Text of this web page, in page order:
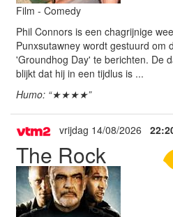
Film - Comedy
Phil Connors is een chagrijnige
Punxsutawney wordt gestuurd om
'Groundhog Day' te berichten. De
blijkt dat hij in een tijdlus is ...
Humo: “★★★★”
vrijdag 14/08/2026
The Rock